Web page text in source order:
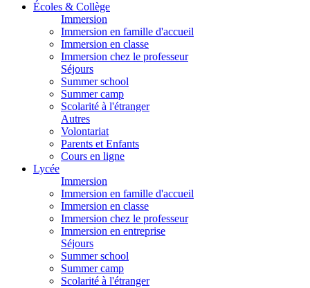
Écoles & Collège
Immersion
Immersion en famille d'accueil
Immersion en classe
Immersion chez le professeur
Séjours
Summer school
Summer camp
Scolarité à l'étranger
Autres
Volontariat
Parents et Enfants
Cours en ligne
Lycée
Immersion
Immersion en famille d'accueil
Immersion en classe
Immersion chez le professeur
Immersion en entreprise
Séjours
Summer school
Summer camp
Scolarité à l'étranger